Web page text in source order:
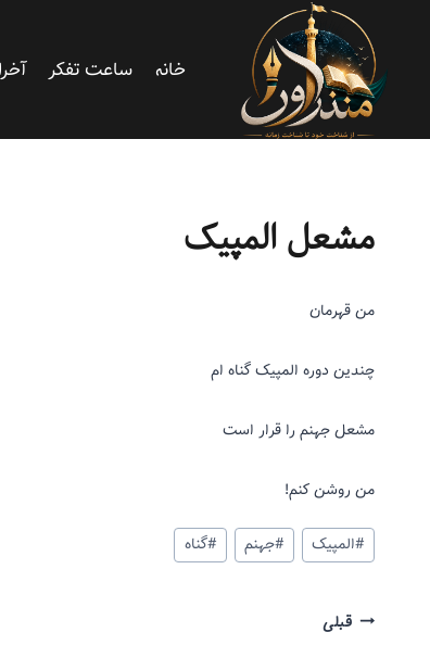
خانه ساعت تفکر
مشعل المپیک
من قهرمان
چندین دوره المپیک گناه ام
مشعل جهنم را قرار است
من روشن کنم!
#المپیک #جهنم #گناه
قبلی